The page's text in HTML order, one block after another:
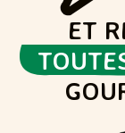
ET